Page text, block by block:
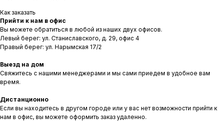
Как заказать
Прийти к нам в офис
Вы можете обратиться в любой из наших двух офисов.
Левый берег: ул. Станиславского, д. 29, офис 4
Правый берег: ул. Нарымская 17/2
Выезд на дом
Свяжитесь с нашими менеджерами и мы сами приедем в удобное вам
время.
Дистанционно
Если вы находитесь в другом городе или у вас нет возможности прийти к
нам в офис, вы можете оформить заказ удаленно.